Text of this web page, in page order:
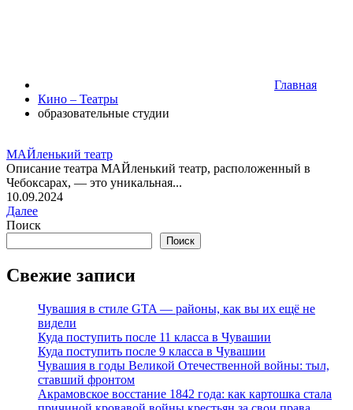
Главная
Кино – Театры
образовательные студии
МАЙленький театр
Описание театра МАЙленький театр, расположенный в
Чебоксарах, — это уникальная...
10.09.2024
Далее
Поиск
Поиск
Свежие записи
Чувашия в стиле GTA — районы, как вы их ещё не
видели
Куда поступить после 11 класса в Чувашии
Куда поступить после 9 класса в Чувашии
Чувашия в годы Великой Отечественной войны: тыл,
ставший фронтом
Акрамовское восстание 1842 года: как картошка стала